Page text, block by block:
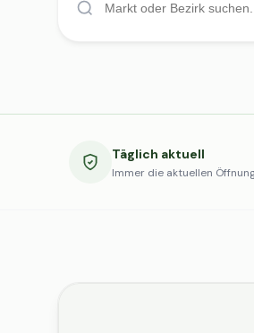
Täglich aktuell
Immer die aktuellen